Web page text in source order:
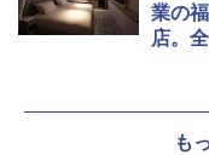
業の
店。
も